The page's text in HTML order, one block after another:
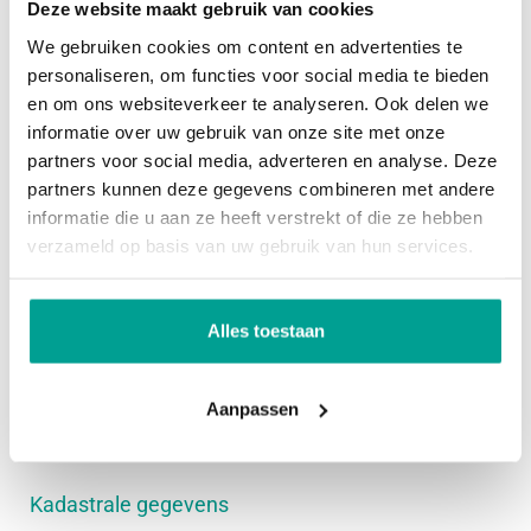
Deze website maakt gebruik van cookies
We gebruiken cookies om content en advertenties te
personaliseren, om functies voor social media te bieden
en om ons websiteverkeer te analyseren. Ook delen we
informatie over uw gebruik van onze site met onze
partners voor social media, adverteren en analyse. Deze
partners kunnen deze gegevens combineren met andere
informatie die u aan ze heeft verstrekt of die ze hebben
verzameld op basis van uw gebruik van hun services.
Alles toestaan
Aanpassen
achterzijde met een dakkapel. De luxe badkamer is
in 2022 volledig vernieuwd en uitgevoerd met een
royale inloopdouche voorzien van hand- en
regendouche met ingebouwde kranen, een
praktische nis, een comfortabele sunshower, een
stijlvol wastafelmeubel met dubbele waskommen
en ingebouwde kranen, een hangend toilet en een
2e verdieping:
uitstekend geschikt als royale slaapkamer,
werkruimte of hobbykamer. Hier bevinden zich
Overig
Onderhoud binnen Goed tot uitstekend
Onderhoud buiten Goed tot uitstekend
Huidig gebruik Woonruimte
Huidige bestemming Woonruimte
Kadastrale gegevens